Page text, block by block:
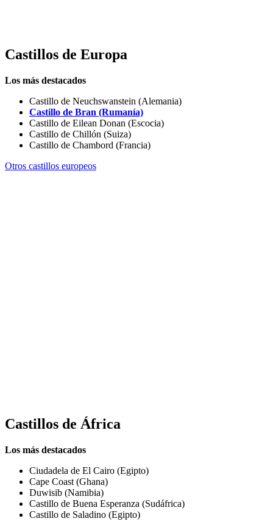
Castillos de Europa
Los más destacados
Castillo de Neuchswanstein (Alemania)
Castillo de Bran (Rumanía)
Castillo de Eilean Donan (Escocia)
Castillo de Chillón (Suiza)
Castillo de Chambord (Francia)
Otros castillos europeos
Castillos de África
Los más destacados
Ciudadela de El Cairo (Egipto)
Cape Coast (Ghana)
Duwisib (Namibia)
Castillo de Buena Esperanza (Sudáfrica)
Castillo de Saladino (Egipto)